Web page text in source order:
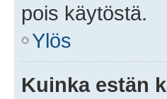
pois käytöstä.
Ylös
Kuinka estän